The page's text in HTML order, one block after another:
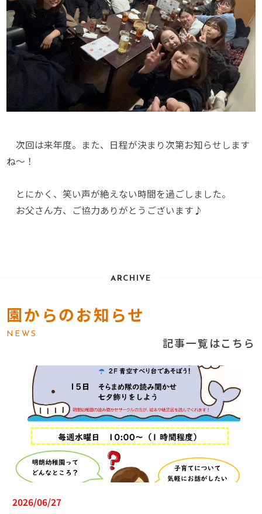
次回は来年度。また、日程が決まり次第お知らせします
ね～！
とにかく、笑い声が絶えない時間を過ごしました。
お父さん方、ご協力ありがとうございます♪
ARCHIVE
園からのお知らせ
NEWS
記事一覧はこちら
2026/06/27